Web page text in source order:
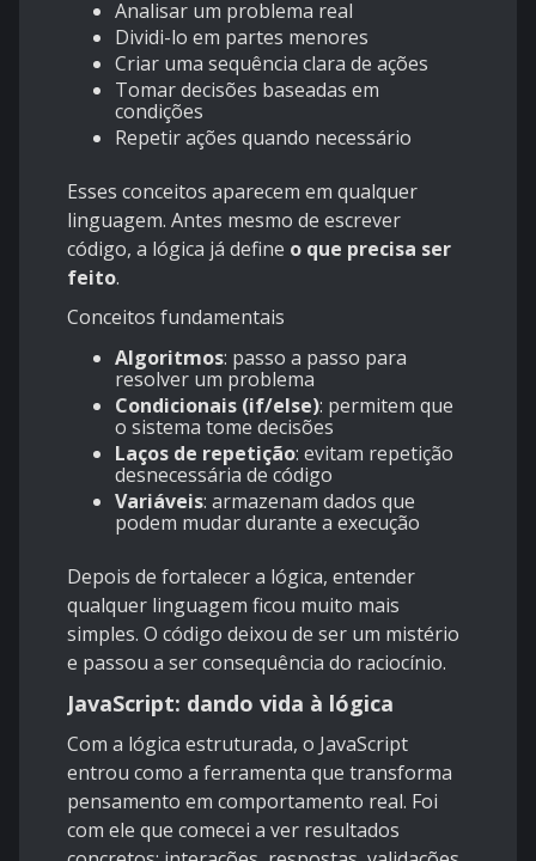
Analisar um problema real
Dividi-lo em partes menores
Criar uma sequência clara de ações
Tomar decisões baseadas em
condições
Repetir ações quando necessário
Esses conceitos aparecem em qualquer
linguagem. Antes mesmo de escrever
código, a lógica já define o que precisa ser
feito.
Conceitos fundamentais
Algoritmos: passo a passo para
resolver um problema
Condicionais (if/else): permitem que
o sistema tome decisões
Laços de repetição: evitam repetição
desnecessária de código
Variáveis: armazenam dados que
podem mudar durante a execução
Depois de fortalecer a lógica, entender
qualquer linguagem ficou muito mais
simples. O código deixou de ser um mistério
e passou a ser consequência do raciocínio.
JavaScript: dando vida à lógica
Com a lógica estruturada, o JavaScript
entrou como a ferramenta que transforma
pensamento em comportamento real. Foi
com ele que comecei a ver resultados